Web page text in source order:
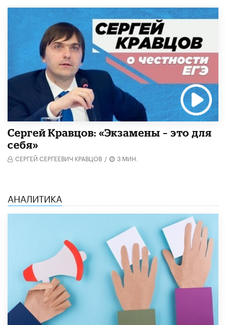
Сергей Кравцов: «Экзамены – это для
себя»
СЕРГЕЙ СЕРГЕЕВИЧ КРАВЦОВ / 3 МИН.
АНАЛИТИКА